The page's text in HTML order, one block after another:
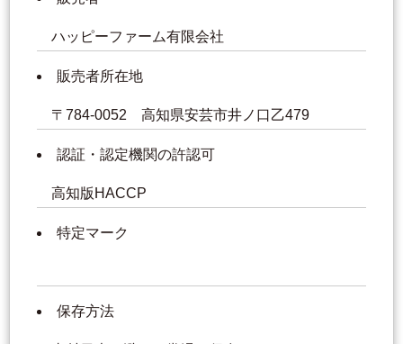
ハッピーファーム有限会社
販売者所在地
〒784-0052 高知県安芸市井ノ口乙479
認証・認定機関の許認可
高知版HACCP
特定マーク
保存方法